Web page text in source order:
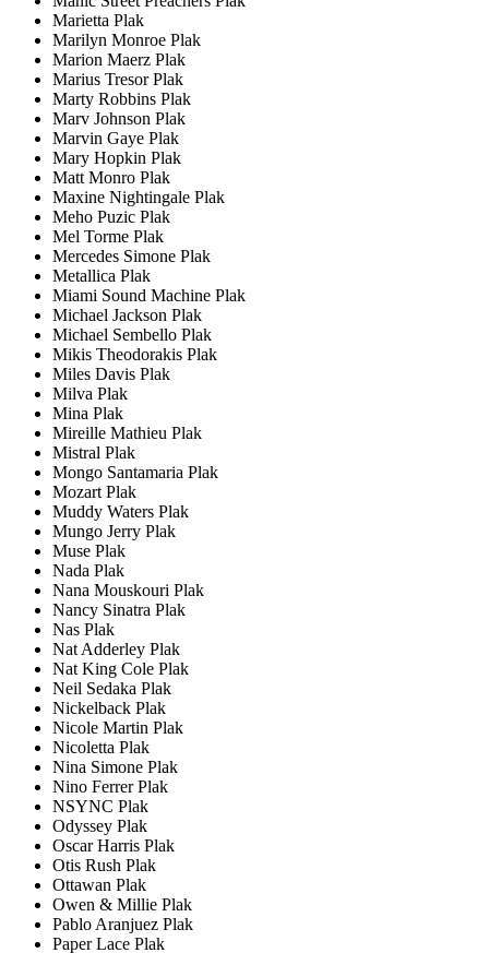
Marietta Plak
Marilyn Monroe Plak
Marion Maerz Plak
Marius Tresor Plak
Marty Robbins Plak
Marv Johnson Plak
Marvin Gaye Plak
Mary Hopkin Plak
Matt Monro Plak
Maxine Nightingale Plak
Meho Puzic Plak
Mel Torme Plak
Mercedes Simone Plak
Metallica Plak
Miami Sound Machine Plak
Michael Jackson Plak
Michael Sembello Plak
Mikis Theodorakis Plak
Miles Davis Plak
Milva Plak
Mina Plak
Mireille Mathieu Plak
Mistral Plak
Mongo Santamaria Plak
Mozart Plak
Muddy Waters Plak
Mungo Jerry Plak
Muse Plak
Nada Plak
Nana Mouskouri Plak
Nancy Sinatra Plak
Nas Plak
Nat Adderley Plak
Nat King Cole Plak
Neil Sedaka Plak
Nickelback Plak
Nicole Martin Plak
Nicoletta Plak
Nina Simone Plak
Nino Ferrer Plak
NSYNC Plak
Odyssey Plak
Oscar Harris Plak
Otis Rush Plak
Ottawan Plak
Owen & Millie Plak
Pablo Aranjuez Plak
Paper Lace Plak